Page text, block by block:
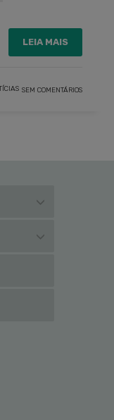
LEIA MAIS
SEM COMENTÁRIOS